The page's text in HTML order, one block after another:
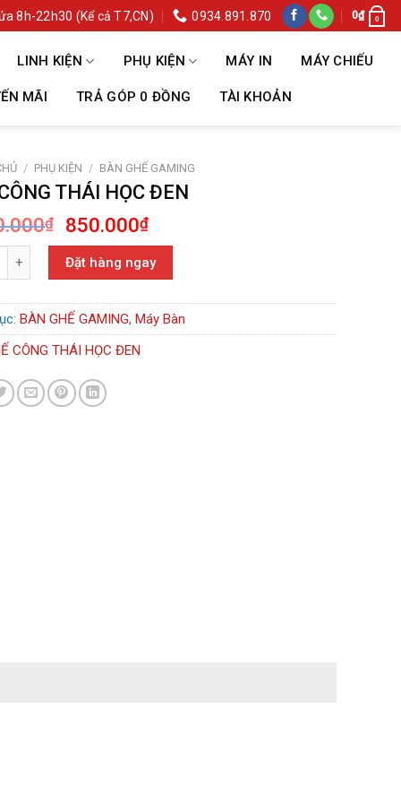
8h-22h30 (Kể cả T7,CN) 0934.891.870 0₫ 0
LINH KIỆN PHỤ KIỆN MÁY IN MÁY CHIẾU
MÃI TRẢ GÓP 0 ĐỒNG TÀI KHOẢN
/ PHỤ KIỆN / BÀN GHẾ GAMING
THÁI HỌC ĐEN
₫
Giá
gốc
là:
1.100.000₫.
850.000₫Giá
hiện
tại
là:
850.000₫.
THÁI HỌC ĐEN số lượng
Đặt hàng ngay
BÀN GHẾ GAMING, Máy Bàn
CÔNG THÁI HỌC ĐEN